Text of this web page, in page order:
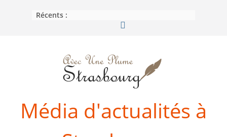
Récents :
Média d'actualités à